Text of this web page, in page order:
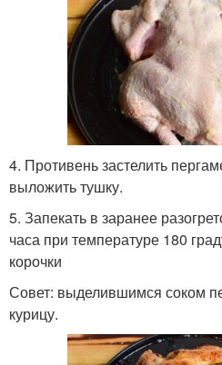
4. Противень застелить
выложить тушку.
5. Запекать в заранее
часа при температуре 180
корочки
Совет: выделившимся соком
курицу.